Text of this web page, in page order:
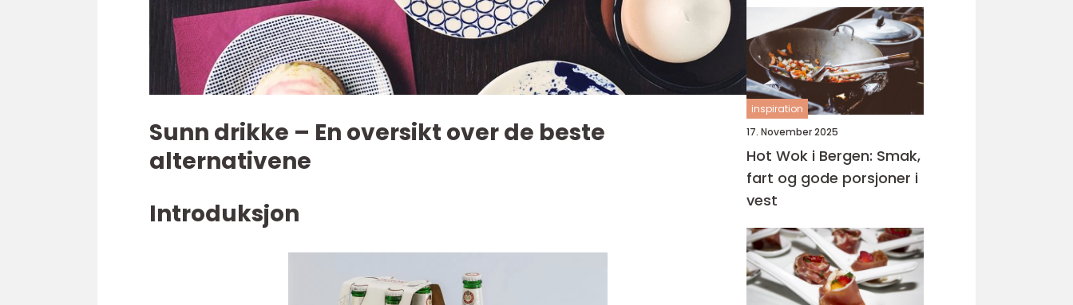
Sunn drikke – En oversikt over de beste
alternativene
Introduksjon
inspiration
17. November 2025
Hot Wok i Bergen: Smak,
fart og gode porsjoner i
vest